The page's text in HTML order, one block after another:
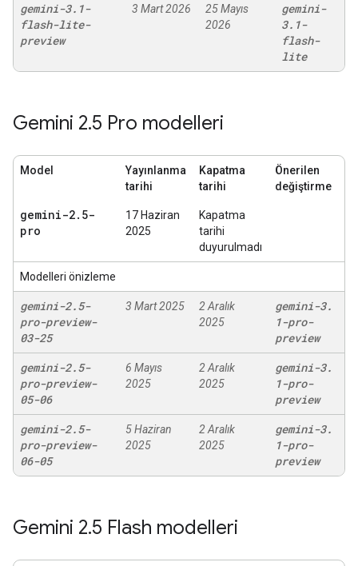
gemini-3. 1-
flash-lite-
preview
3 Mart 2026
25 Mayıs
2026
gemini-
3. 1-
flash-
lite
Gemini 2.5 Pro modelleri
Model
Yayınlanma
tarihi
Kapatma
tarihi
Önerilen
değiştirme
gemini-2. 5-
pro
17 Haziran
2025
Kapatma
tarihi
duyurulmadı
Modelleri önizleme
gemini-2.5-
pro-preview-
03-25
3 Mart 2025
2 Aralık
2025
gemini-3.
1-pro-
preview
gemini-2.5-
pro-preview-
05-06
6 Mayıs
2025
2 Aralık
2025
gemini-3.
1-pro-
preview
gemini-2.5-
pro-preview-
06-05
5 Haziran
2025
2 Aralık
2025
gemini-3.
1-pro-
preview
Gemini 2.5 Flash modelleri